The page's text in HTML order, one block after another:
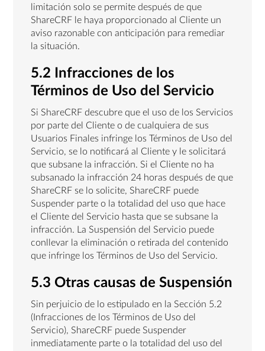
limitación solo se permite después de que
ShareCRF le haya proporcionado al Cliente un
aviso razonable con anticipación para remediar
la situación.
5.2 Infracciones de los
Términos de Uso del Servicio
Si ShareCRF descubre que el uso de los Servicios
por parte del Cliente o de cualquiera de sus
Usuarios Finales infringe los Términos de Uso del
Servicio, se lo notificará al Cliente y le solicitará
que subsane la infracción. Si el Cliente no ha
subsanado la infracción 24 horas después de que
ShareCRF se lo solicite, ShareCRF puede
Suspender parte o la totalidad del uso que hace
el Cliente del Servicio hasta que se subsane la
infracción. La Suspensión del Servicio puede
conllevar la eliminación o retirada del contenido
que infringe los Términos de Uso del Servicio.
5.3 Otras causas de Suspensión
Sin perjuicio de lo estipulado en la Sección 5.2
(Infracciones de los Términos de Uso del
Servicio), ShareCRF puede Suspender
inmediatamente parte o la totalidad del uso del